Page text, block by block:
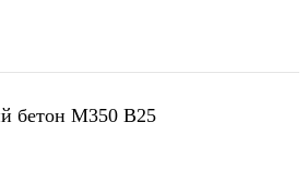
бетон М350 В25